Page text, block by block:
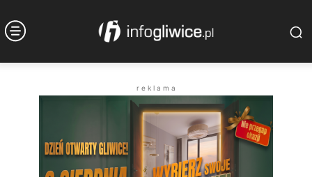
r e k l a m a